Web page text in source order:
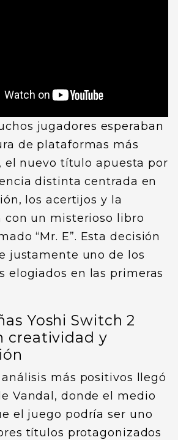
jugadores esperaban
de plataformas más
el nuevo título apuesta por
distinta centrada en
los acertijos y la
con un misterioso libro
“Mr. E”. Esta decisión
justamente uno de los
elogiados en las primeras
Yoshi Switch 2
creatividad y
más positivos llegó
Vandal, donde el medio
el juego podría ser uno
títulos protagonizados